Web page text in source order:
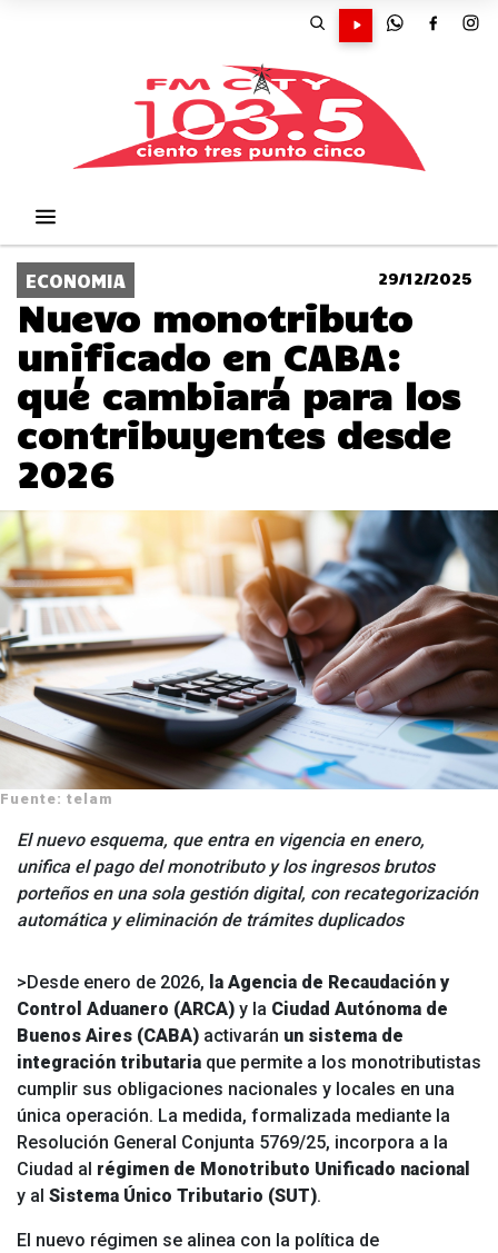
ECONOMIA 29/12/2025
Nuevo monotributo
unificado en CABA:
qué cambiará para los
contribuyentes desde
2026
Fuente: telam
El nuevo esquema, que entra en vigencia en enero,
unifica el pago del monotributo y los ingresos brutos
porteños en una sola gestión digital, con recategorización
automática y eliminación de trámites duplicados
>Desde enero de 2026, la Agencia de Recaudación y
Control Aduanero (ARCA) y la Ciudad Autónoma de
Buenos Aires (CABA) activarán un sistema de
integración tributaria que permite a los monotributistas
cumplir sus obligaciones nacionales y locales en una
única operación. La medida, formalizada mediante la
Resolución General Conjunta 5769/25, incorpora a la
Ciudad al régimen de Monotributo Unificado nacional
y al Sistema Único Tributario (SUT).
El nuevo régimen se alinea con la política de